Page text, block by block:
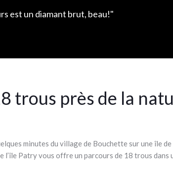
est un diamant brut, beau!"
trous près de la
minutes du village de Bouchette sur une île
l’île Patry vous offre un parcours de 18 trous